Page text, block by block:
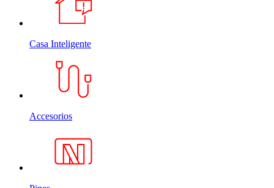
Casa Inteligente
Accesorios